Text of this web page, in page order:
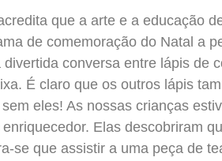
que a arte e a educação
de comemoração do Natal a
conversa entre lápis de
É claro que os outros lápis
eles! As nossas crianças
Elas descobriram
se que assistir a uma peça de